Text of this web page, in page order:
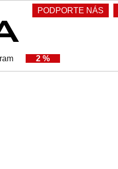
PODPORTE NÁS
2 %